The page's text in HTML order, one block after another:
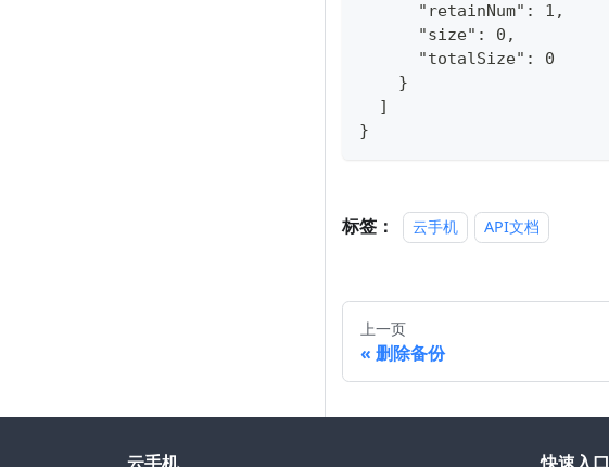
      "retainNum": 1,
      "size": 0,
      "totalSize": 0
    }
  ]
}
标签： 云手机 API文档
上一页
删除备份